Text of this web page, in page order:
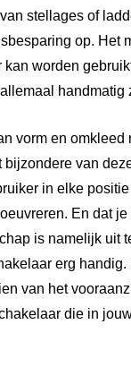
stellages of
op. Het
worden
handmatig
vorm en
van
in elke
En dat
is namelijk uit
erg
van het
die in